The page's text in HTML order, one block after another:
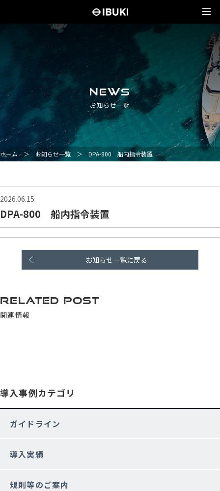
NEWS
お知らせ一覧
ホーム ＞ お知らせ一覧 ＞ DPA-800 船内指令装置
導入事例カテゴリ
ガイドライン
導入実績
規則等のご案内
2026.06.15
DPA-800 船内指令装置
お知らせ一覧に戻る
RELATED POST
関連情報